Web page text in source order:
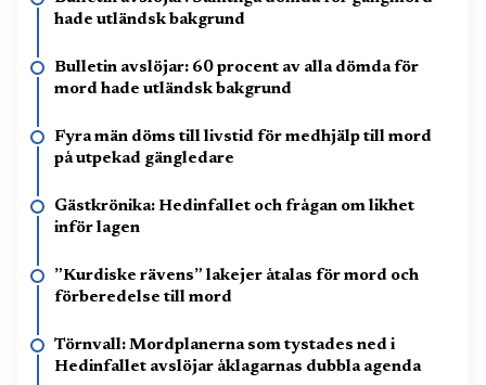
hade utländsk bakgrund
Bulletin avslöjar: 60 procent av alla dömda för
mord hade utländsk bakgrund
Fyra män döms till livstid för medhjälp till mord
på utpekad gängledare
Gästkrönika: Hedinfallet och frågan om likhet
inför lagen
”Kurdiske rävens” lakejer åtalas för mord och
förberedelse till mord
Törnvall: Mordplanerna som tystades ned i
Hedinfallet avslöjar åklagarnas dubbla agenda